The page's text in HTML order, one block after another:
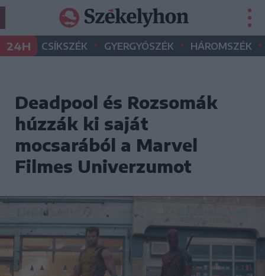
24H CSÍKSZÉK • GYERGYÓSZÉK • HÁROMSZÉK •
Deadpool és Rozsomák
húzzák ki saját
mocsarából a Marvel
Filmes Univerzumot